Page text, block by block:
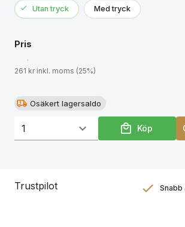
Utan tryck Med tryck
Pris
261 kr inkl. moms (25%)
Osäkert lagersaldo
Köp
Trustpilot Snabb